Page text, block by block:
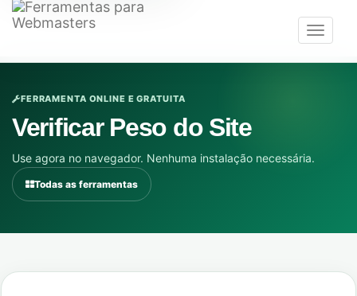
Toggle
FERRAMENTA ONLINE E GRATUITA
Verificar Peso do Site
Use agora no navegador. Nenhuma instalação necessária.
Todas as ferramentas